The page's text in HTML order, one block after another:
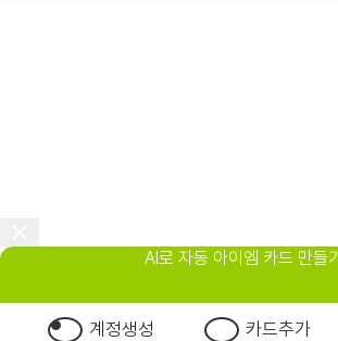
AI로 자동 아이엠 카드 만들기
계정생성 카드추가